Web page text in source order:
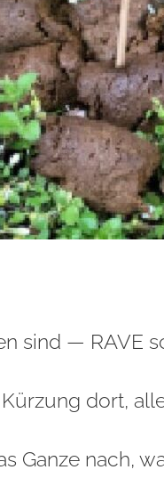
sind — RAVE
dort,
Ganze nach,